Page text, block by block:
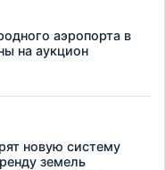
аэропорта в
на аукцион
новую систему
земель